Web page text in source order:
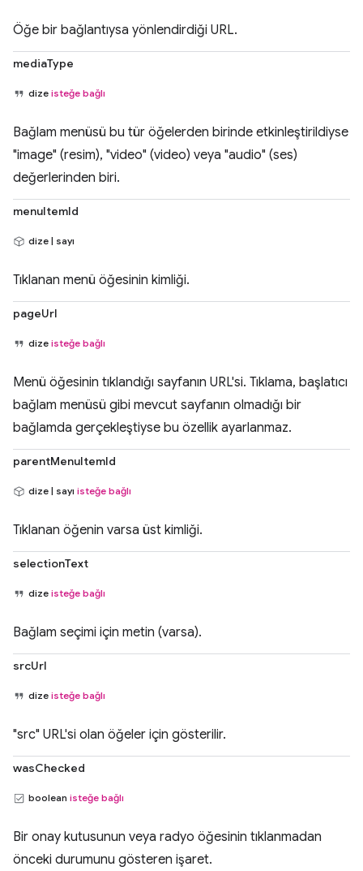
Öğe bir bağlantıysa yönlendirdiği URL.
mediaType
dize isteğe bağlı
Bağlam menüsü bu tür öğelerden birinde etkinleştirildiyse
"image" (resim), "video" (video) veya "audio" (ses)
değerlerinden biri.
menuItemId
dize | sayı
Tıklanan menü öğesinin kimliği.
pageUrl
dize isteğe bağlı
Menü öğesinin tıklandığı sayfanın URL'si. Tıklama, başlatıcı
bağlam menüsü gibi mevcut sayfanın olmadığı bir
bağlamda gerçekleştiyse bu özellik ayarlanmaz.
parentMenuItemId
dize | sayı isteğe bağlı
Tıklanan öğenin varsa üst kimliği.
selectionText
dize isteğe bağlı
Bağlam seçimi için metin (varsa).
srcUrl
dize isteğe bağlı
"src" URL'si olan öğeler için gösterilir.
wasChecked
boolean isteğe bağlı
Bir onay kutusunun veya radyo öğesinin tıklanmadan
önceki durumunu gösteren işaret.